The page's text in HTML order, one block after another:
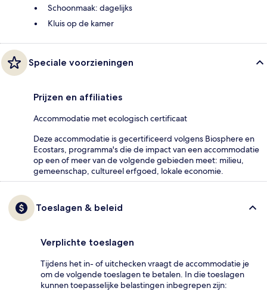
Schoonmaak: dagelijks
Kluis op de kamer
Speciale voorzieningen
Prijzen en affiliaties
Accommodatie met ecologisch certificaat
Deze accommodatie is gecertificeerd volgens Biosphere en
Ecostars, programma's die de impact van een accommodatie
op een of meer van de volgende gebieden meet: milieu,
gemeenschap, cultureel erfgoed, lokale economie.
Toeslagen & beleid
Verplichte toeslagen
Tijdens het in- of uitchecken vraagt de accommodatie je
om de volgende toeslagen te betalen. In die toeslagen
kunnen toepasselijke belastingen inbegrepen zijn: